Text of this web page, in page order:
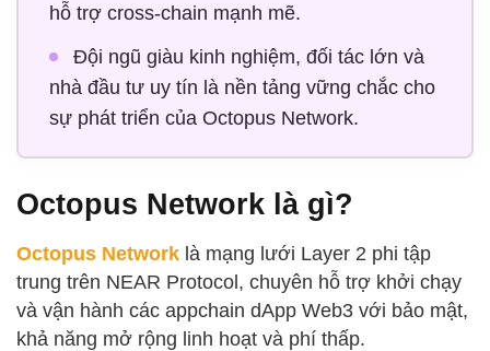
hỗ trợ cross-chain mạnh mẽ.
Đội ngũ giàu kinh nghiệm, đối tác lớn và
nhà đầu tư uy tín là nền tảng vững chắc cho
sự phát triển của Octopus Network.
Octopus Network là gì?
Octopus Network là mạng lưới Layer 2 phi tập
trung trên NEAR Protocol, chuyên hỗ trợ khởi chạy
và vận hành các appchain dApp Web3 với bảo mật,
khả năng mở rộng linh hoạt và phí thấp.